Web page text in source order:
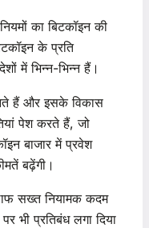
का बिटकॉइन की
के प्रति
में भिन्न-भिन्न हैं।
हैं और इसके विकास
पेश करते हैं, जो
बाजार में प्रवेश
बढ़ेंगी।
सख्त नियामक कदम
भी प्रतिबंध लगा दिया